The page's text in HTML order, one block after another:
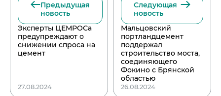
Предыдущая
новость
Эксперты ЦЕМРОСа
предупреждают о
снижении спроса на
цемент
27.08.2024
Следующая
новость
Мальцовский
портландцемент
поддержал
строительство моста,
соединяющего
Фокино с Брянской
областью
26.08.2024